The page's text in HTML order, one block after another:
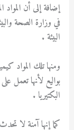
إضافة إلى أن
في وزارة الصحة
البيئة .
ومنها تلك المواد
بواليع لأنها تعمل
البكتيريا .
كما إنها آمنة لا